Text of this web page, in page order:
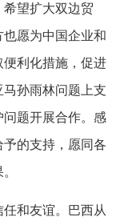
望扩大双边贸
愿为中国企业和
利化措施，促进
孙雨林问题上支
题开展合作。感
的支持，愿同各
和友谊。巴西从